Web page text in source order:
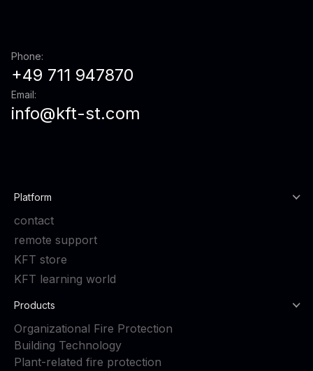
Phone:
+49 711 947870
Email:
info@kft-st.com
Platform
contact
remote support
KFT store
KFT learning world
Products
Organizational Fire Protection
Building Technology
Plant-related fire protection